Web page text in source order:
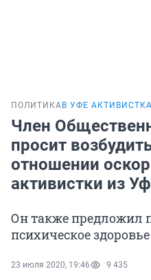
ПОЛИТИКА В УФЕ
Член
просит
отношении
активистки из
Он также предложил
психическое здоровье
23 июля 2020, 19:46 9 435